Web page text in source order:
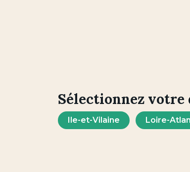
Sélectionnez votre
Ile-et-Vilaine Loire-